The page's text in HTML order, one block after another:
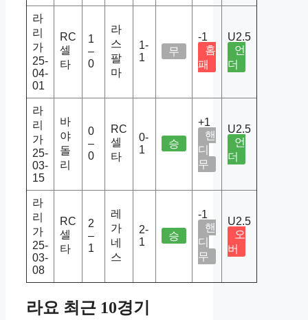
라
리
가
25-
04-
01
RC
셀
타
1
–
0
라
스
팔
마
1-
1
무
-1
홈
패
U2.5
언
더
라
리
가
25-
03-
15
바
야
돌
리
0
–
0
RC
셀
타
0-
1
승
+1
핸
디
무
U2.5
언
더
라
리
가
25-
03-
08
RC
셀
타
2
–
1
레
가
네
스
2-
1
승
-1
핸
디
무
U2.5
오
버
라요 최근 10경기